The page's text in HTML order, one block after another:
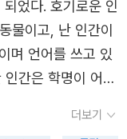
었다. 호기로운 인
물이고, 난 인간이
며 언어를 쓰고 있
간은 학명이 어울
항상 착각하면서
더보기